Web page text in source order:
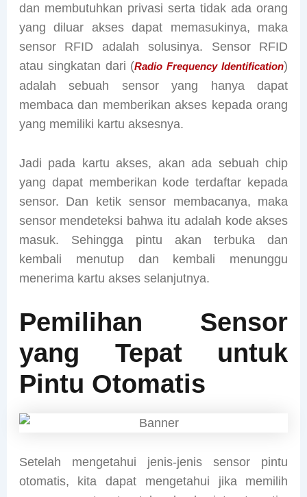
dan membutuhkan privasi serta tidak ada orang
yang diluar akses dapat memasukinya, maka
sensor RFID adalah solusinya. Sensor RFID
atau singkatan dari (Radio Frequency Identification)
adalah sebuah sensor yang hanya dapat
membaca dan memberikan akses kepada orang
yang memiliki kartu aksesnya.
Jadi pada kartu akses, akan ada sebuah chip
yang dapat memberikan kode terdaftar kepada
sensor. Dan ketik sensor membacanya, maka
sensor mendeteksi bahwa itu adalah kode akses
masuk. Sehingga pintu akan terbuka dan
kembali menutup dan kembali menunggu
menerima kartu akses selanjutnya.
Pemilihan Sensor
yang Tepat untuk
Pintu Otomatis
Setelah mengetahui jenis-jenis sensor pintu
otomatis, kita dapat mengetahui jika memilih